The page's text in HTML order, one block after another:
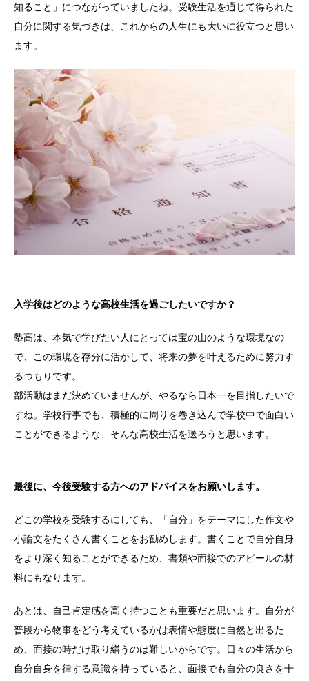
知ること」につながっていましたね。受験生活を通じて得られた
自分に関する気づきは、これからの人生にも大いに役立つと思い
ます。
入学後はどのような高校生活を過ごしたいですか？
塾高は、本気で学びたい人にとっては宝の山のような環境なの
で、この環境を存分に活かして、将来の夢を叶えるために努力す
るつもりです。
部活動はまだ決めていませんが、やるなら日本一を目指したいで
すね。学校行事でも、積極的に周りを巻き込んで学校中で面白い
ことができるような、そんな高校生活を送ろうと思います。
最後に、今後受験する方へのアドバイスをお願いします。
どこの学校を受験するにしても、「自分」をテーマにした作文や
小論文をたくさん書くことをお勧めします。書くことで自分自身
をより深く知ることができるため、書類や面接でのアピールの材
料にもなります。
あとは、自己肯定感を高く持つことも重要だと思います。自分が
普段から物事をどう考えているかは表情や態度に自然と出るた
め、面接の時だけ取り繕うのは難しいからです。日々の生活から
自分自身を律する意識を持っていると、面接でも自分の良さを十